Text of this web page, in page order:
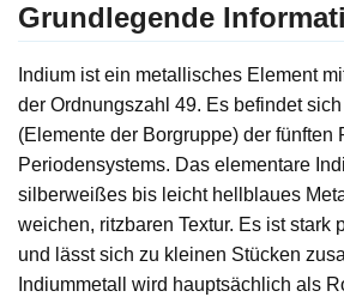
Grundlegende
Indium ist ein metallisches Element
der Ordnungszahl 49. Es befindet
(Elemente der Borgruppe) der fünften
Periodensystems. Das elementare
silberweißes bis leicht hellblaues
weichen, ritzbaren Textur. Es ist stark
und lässt sich zu kleinen Stücken
Indiummetall wird hauptsächlich als